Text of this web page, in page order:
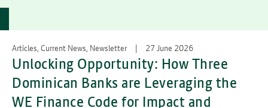
Articles, Current News, Newsletter 27 June 2026
Unlocking Opportunity: How Three
Dominican Banks are Leveraging the
WE Finance Code for Impact and